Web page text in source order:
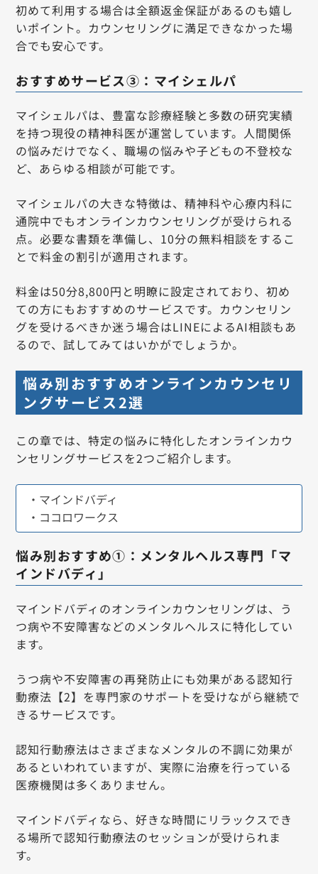
初めて利用する場合は全額返金保証があるのも嬉し
いポイント。カウンセリングに満足できなかった場
合でも安心です。
おすすめサービス③：マイシェルパ
マイシェルパは、豊富な診療経験と多数の研究実績
を持つ現役の精神科医が運営しています。人間関係
の悩みだけでなく、職場の悩みや子どもの不登校な
ど、あらゆる相談が可能です。
マイシェルパの大きな特徴は、精神科や心療内科に
通院中でもオンラインカウンセリングが受けられる
点。必要な書類を準備し、10分の無料相談をするこ
とで料金の割引が適用されます。
料金は50分8,800円と明瞭に設定されており、初め
ての方にもおすすめのサービスです。カウンセリン
グを受けるべきか迷う場合はLINEによるAI相談もあ
るので、試してみてはいかがでしょうか。
悩み別おすすめオンラインカウンセリ
ングサービス2選
この章では、特定の悩みに特化したオンラインカウ
ンセリングサービスを2つご紹介します。
・マインドバディ
・ココロワークス
悩み別おすすめ①：メンタルヘルス専門「マ
インドバディ」
マインドバディのオンラインカウンセリングは、う
つ病や不安障害などのメンタルヘルスに特化してい
ます。
うつ病や不安障害の再発防止にも効果がある認知行
動療法【2】を専門家のサポートを受けながら継続で
きるサービスです。
認知行動療法はさまざまなメンタルの不調に効果が
あるといわれていますが、実際に治療を行っている
医療機関は多くありません。
マインドバディなら、好きな時間にリラックスでき
る場所で認知行動療法のセッションが受けられま
す。